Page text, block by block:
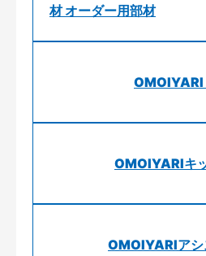
材 オーダー用部材
OMOIYARI
OMOIYARIキ
OMOIYARIアシ